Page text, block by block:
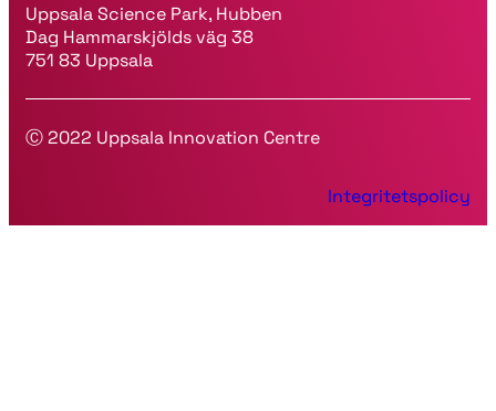
Uppsala Science Park, Hubben
Dag Hammarskjölds väg 38
751 83 Uppsala
Ⓒ 2022 Uppsala Innovation Centre
Integritetspolicy